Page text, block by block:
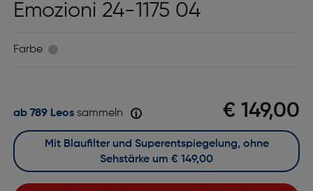
Emozioni 24-1175 04
Farbe
€ 149,00
ab 789 Leossammeln
Mit Blaufilter und Superentspiegelung, ohne
Sehstärke um € 149,00